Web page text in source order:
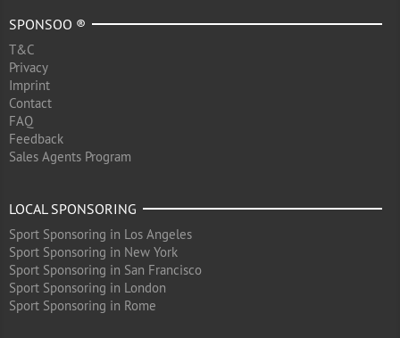
SPONSOO ®
T&C
Privacy
Imprint
Contact
FAQ
Feedback
Sales Agents Program
LOCAL SPONSORING
Sport Sponsoring in Los Angeles
Sport Sponsoring in New York
Sport Sponsoring in San Francisco
Sport Sponsoring in London
Sport Sponsoring in Rome